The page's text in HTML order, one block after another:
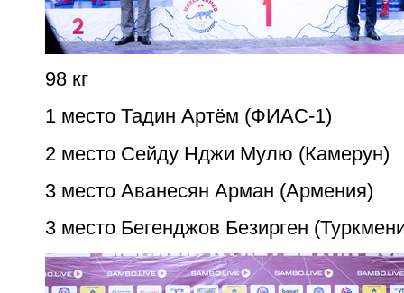
98 кг
1 место Тадин Артём (ФИАС-1)
2 место Сейду Нджи Мулю (Камерун)
3 место Аванесян Арман (Армения)
3 место Бегенджов Безирген